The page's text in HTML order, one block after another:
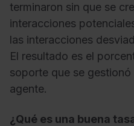
terminaron sin que se
interacciones
las interacciones
El resultado es el
soporte que se
agente.
¿Qué es una buena